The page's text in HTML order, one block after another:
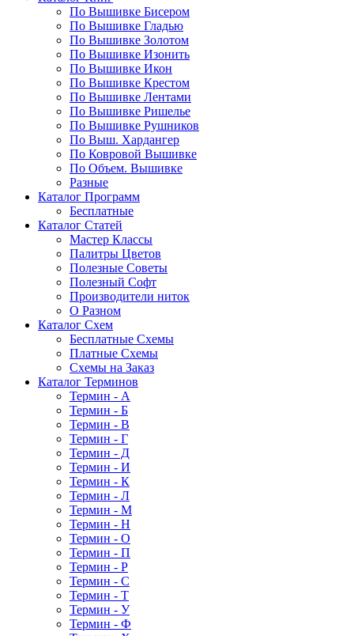
По Вышивке Бисером
По Вышивке Гладью
По Вышивке Золотом
По Вышивке Изонить
По Вышивке Икон
По Вышивке Крестом
По Вышивке Лентами
По Вышивке Ришелье
По Вышивке Рушников
По Выш. Хардангер
По Ковровой Вышивке
По Объем. Вышивке
Разные
Каталог Программ
Бесплатные
Каталог Статей
Мастер Классы
Палитры Цветов
Полезные Советы
Полезный Софт
Производители ниток
О Разном
Каталог Схем
Бесплатные Схемы
Платные Схемы
Схемы на Заказ
Каталог Терминов
Термин - А
Термин - Б
Термин - В
Термин - Г
Термин - Д
Термин - И
Термин - К
Термин - Л
Термин - М
Термин - Н
Термин - О
Термин - П
Термин - Р
Термин - С
Термин - Т
Термин - У
Термин - Ф